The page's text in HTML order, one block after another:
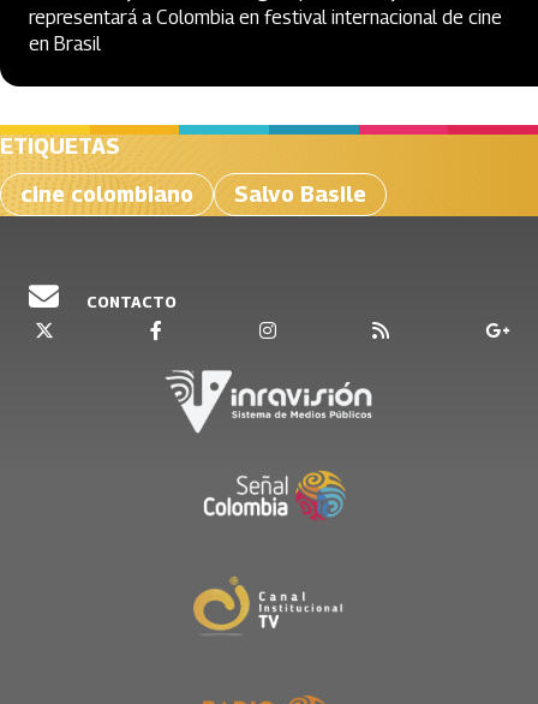
representará a Colombia en festival internacional de cine
en Brasil
ETIQUETAS
cine colombiano
Salvo Basile
CONTACTO